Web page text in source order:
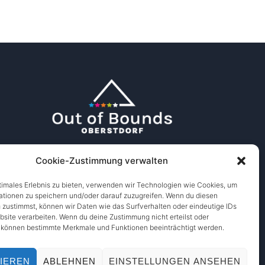
Cookie-Zustimmung verwalten
Erlebnis zu bieten, verwenden wir Technologien wie Cookies, um
zu speichern und/oder darauf zuzugreifen. Wenn du diesen
können wir Daten wie das Surfverhalten oder eindeutige IDs
verarbeiten. Wenn du deine Zustimmung nicht erteilst oder
bestimmte Merkmale und Funktionen beeinträchtigt werden.
ABLEHNEN EINSTELLUNGEN ANSEHEN